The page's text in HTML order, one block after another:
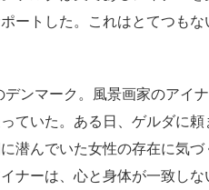
ートした。これはとてつも
デンマーク。風景画家のアイ
ていた。ある日、ゲルダに
潜んでいた女性の存在に気
ナーは、心と身体が一致し